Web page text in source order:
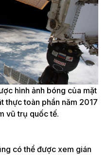
hình ảnh bóng của mặt
thực toàn phần năm 2017
vũ trụ quốc tế.
có thể được xem gián